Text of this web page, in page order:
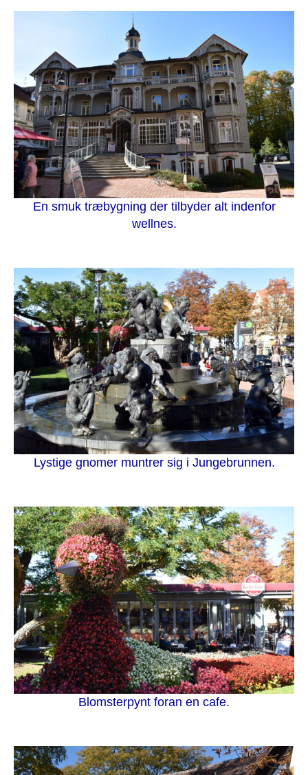
En smuk træbygning der tilbyder alt indenfor
wellnes.
Lystige gnomer muntrer sig i Jungebrunnen.
Blomsterpynt foran en cafe.